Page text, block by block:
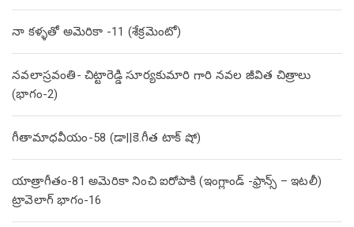
నా కళ్ళతో అమెరికా -11 (శేక్రమెంటో)
నవలాస్రవంతి- చిట్టారెడ్డి సూర్యకుమారి గారి నవల జీవిత చిత్రాలు
(భాగం-2)
గీతామాధవీయం-58 (డా||కె.గీత టాక్ షో)
యాత్రాగీతం-81 అమెరికా నించి ఐరోపాకి (ఇంగ్లాండ్ -ఫ్రాన్స్ – ఇటలీ)
ట్రావెలాగ్ భాగం-16